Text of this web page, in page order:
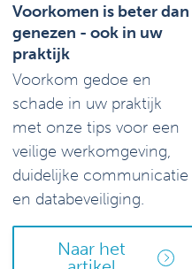
Voorkomen is beter dan
genezen - ook in uw
praktijk
Voorkom gedoe en
schade in uw praktijk
met onze tips voor een
veilige werkomgeving,
duidelijke communicatie
en databeveiliging.
Naar het